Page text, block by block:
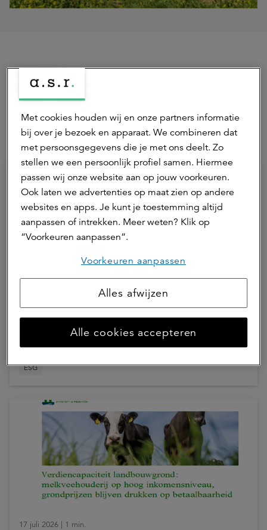
Deel dit artikel
Hierna lezen
ESG Annual Update a.s.r. real
assets 2025
ESG
17 juli 2026 | 1 min.
Met cookies houden wij en onze partners informatie
bij over je bezoek en apparaat. We combineren dat
met persoonsgegevens die je met ons deelt. Zo
stellen we een persoonlijk profiel samen. Hiermee
passen wij onze website aan op jouw voorkeuren.
Ook laten we advertenties op maat zien op andere
websites en apps. Je kunt je toestemming altijd
aanpassen of intrekken. Meer weten? Klik op
“Voorkeuren aanpassen”.
Voorkeuren aanpassen
Alles afwijzen
Alle cookies accepteren